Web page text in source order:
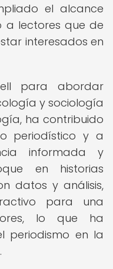
el alcance
a lectores que de
interesados en
para abordar
y sociología
ha contribuido
periodístico y a
informada y
en historias
datos y análisis,
para una
lo que ha
periodismo en la